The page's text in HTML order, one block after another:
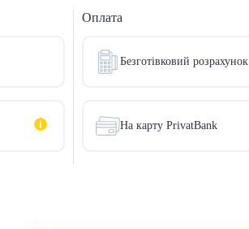
Оплата
Безготівковий розрахунок
На карту PrivatBank